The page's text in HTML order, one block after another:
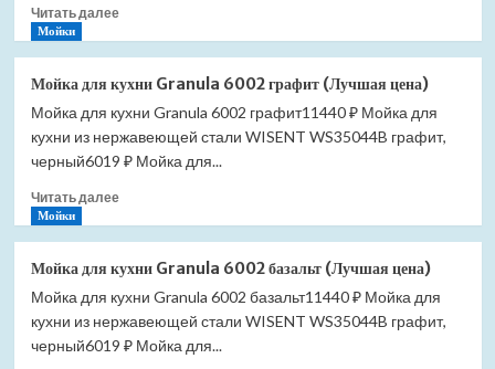
(Лучшая
Читать далееПрочитать
для
кухни
Granula
6002
(Лучшая
Мойки
Мойка для кухни Granula 6002 графит (Лучшая цена)
Мойка для кухни Granula 6002 графит11440 ₽ Мойка для
кухни из нержавеющей стали WISENT WS35044B графит,
черный6019 ₽ Мойка для...
Читать далееПрочитать
для
кухни
Granula
6002
Мойки
Мойка для кухни Granula 6002 базальт (Лучшая цена)
Мойка для кухни Granula 6002 базальт11440 ₽ Мойка для
кухни из нержавеющей стали WISENT WS35044B графит,
черный6019 ₽ Мойка для...